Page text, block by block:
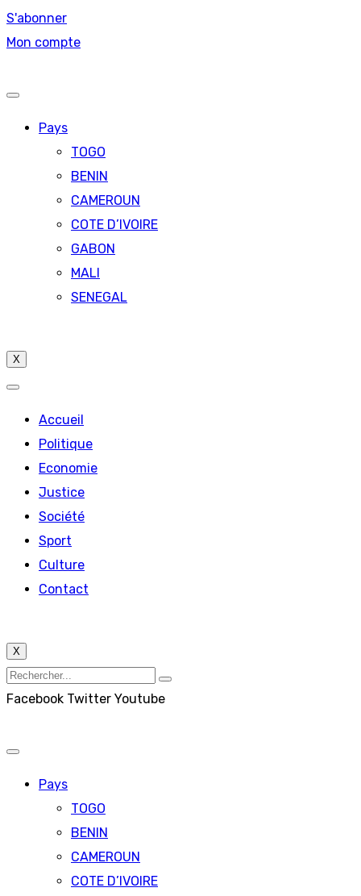
S'abonner
Mon compte
Pays
TOGO
BENIN
CAMEROUN
COTE D’IVOIRE
GABON
MALI
SENEGAL
X
Accueil
Politique
Economie
Justice
Société
Sport
Culture
Contact
X
Facebook Twitter Youtube
Pays
TOGO
BENIN
CAMEROUN
COTE D’IVOIRE